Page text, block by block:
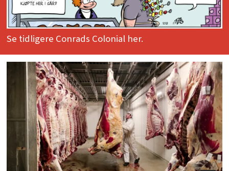
Se tidligere Conrads Colonial her.